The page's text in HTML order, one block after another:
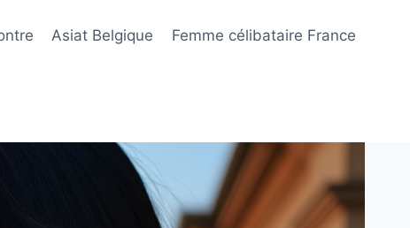
Asiat Belgique Femme célibataire France